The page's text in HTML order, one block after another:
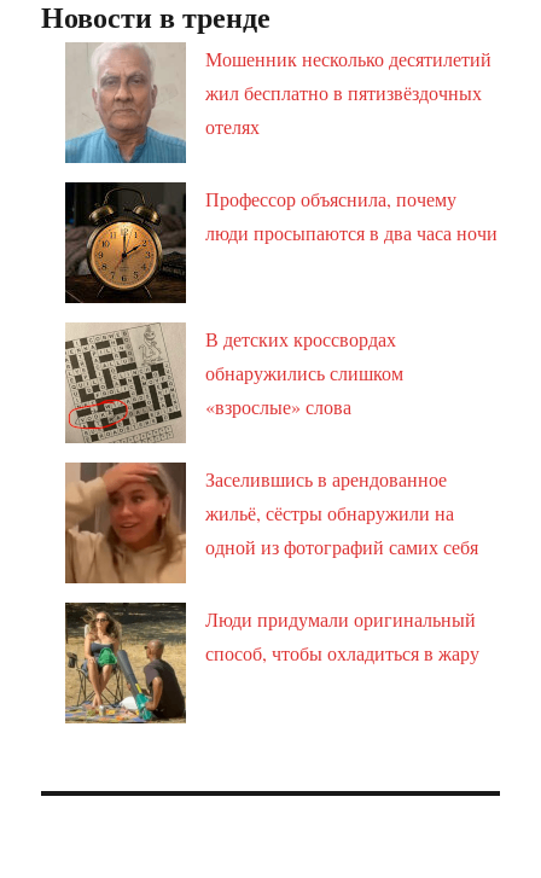
Новости в тренде
Мошенник несколько десятилетий
жил бесплатно в пятизвёздочных
отелях
Профессор объяснила, почему
люди просыпаются в два часа ночи
В детских кроссвордах
обнаружились слишком
«взрослые» слова
Заселившись в арендованное
жильё, сёстры обнаружили на
одной из фотографий самих себя
Люди придумали оригинальный
способ, чтобы охладиться в жару